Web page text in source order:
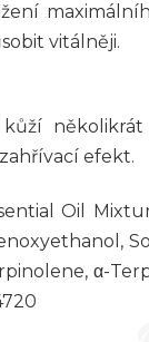
vitálněji.
efekt.
Oil
α-